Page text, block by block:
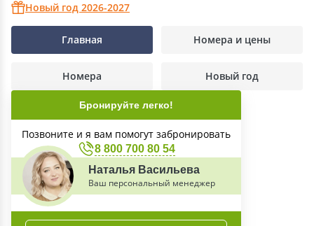
Новый год 2026-2027
Главная Номера и цены
Номера Новый год
Бронируйте легко!
Позвоните и я вам помогут забронировать
8 800 700 80 54
Наталья Васильева
Ваш персональный менеджер